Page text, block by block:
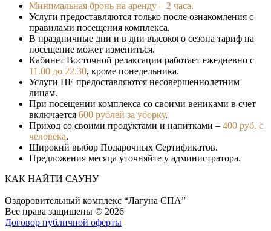
Минимальная бронь на аренду – 2 часа.
Услуги предоставляются только после ознакомления с
правилами посещения комплекса.
В праздничные дни и в дни высокого сезона тариф на
посещение может измениться.
Кабинет Восточной релаксации работает ежедневно с
11.00 до 22.30, кроме понедельника.
Услуги НЕ предоставляются несовершеннолетним
лицам.
При посещении комплекса со своими вениками в счет
включается 600 рублей за уборку.
Приход со своими продуктами и напитками – 400 руб. с
человека.
Широкий выбор Подарочных Сертификатов.
Предложения месяца уточняйте у администратора.
КАК НАЙТИ САУНУ
Оздоровительный комплекс “Лагуна СПА”
Все права защищены © 2026
Договор публичной оферты